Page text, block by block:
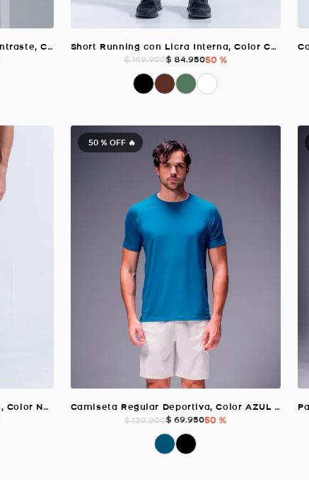
Camiseta Tipo Polo Detalles Contraste, Color Negro Para Hombre
Short Running con Licra Interna, Color CAQUI Para Hombre
$ 169.900$ 84.95050 %
Short Running con Licra Interna, Color NEGRO Para Hombre
50 % OFF 🔥
Camiseta Regular Deportiva, Color AZUL OCEANO Para Hombre
$ 139.900$ 69.95050 %